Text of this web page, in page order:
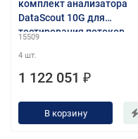
комплект анализатора
DataScout 10G для
тестирования потоков
(2/4 проводных каналов) с
расширенным
15509
4 шт.
1 122 051 ₽
В корзину